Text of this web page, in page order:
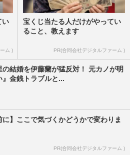
い
ム )
宝くじ当たる人だけがやってい
ること、教えます
PR(合同会社デジタルファーム )
の結婚を伊藤蘭が猛反対！ 元カノが明
』金銭トラブルと...
に】ここで気づくかどうかで変わりま
PR(合同会社デジタルファーム )